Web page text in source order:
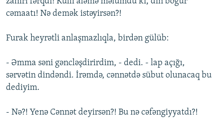
cəmaatı! Nə demək istəyirsən?!
Furak heyrətli anlaşmazlıqla, birdən gülüb:
- Əmma səni gəncləşdirirdim, - dedi. - lap açığı,
sərvətin dindəndi. İrəmdə, cənnətdə sübut olunacaq bu
dediyim.
- Nə?! Yenə Cənnət deyirsən?! Bu nə cəfəngiyyatdı?!